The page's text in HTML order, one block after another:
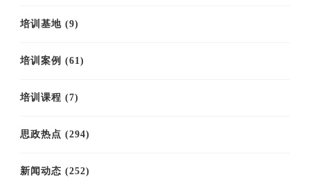
培训基地 (9)
培训案例 (61)
培训课程 (7)
思政热点 (294)
新闻动态 (252)